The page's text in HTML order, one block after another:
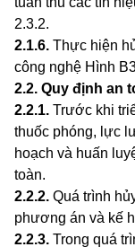
2.3.2.
2.1.6. Thực hiện
công nghệ Hình
2.2. Quy định an
2.2.1. Trước khi
thuốc phóng, lực
hoạch và huấn
toàn.
2.2.2. Quá trình
phương án và kế
2.2.3. Trong quá